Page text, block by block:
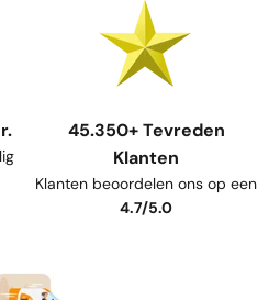
45.350+ Tevreden
Klanten
Klanten beoordelen ons op een
4.7/5.0